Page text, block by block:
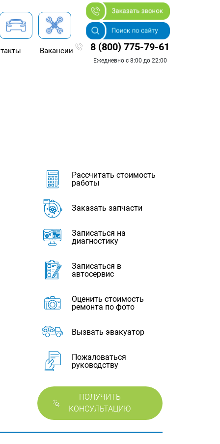
Вакансии 8 (800) 775-79-61
Ежедневно с 8:00 до 22:00
Рассчитать стоимость
работы
Заказать запчасти
Записаться на
диагностику
Записаться в
автосервис
Оценить стоимость
ремонта по фото
Вызвать эвакуатор
Пожаловаться
руководству
ПОЛУЧИТЬ
КОНСУЛЬТАЦИЮ